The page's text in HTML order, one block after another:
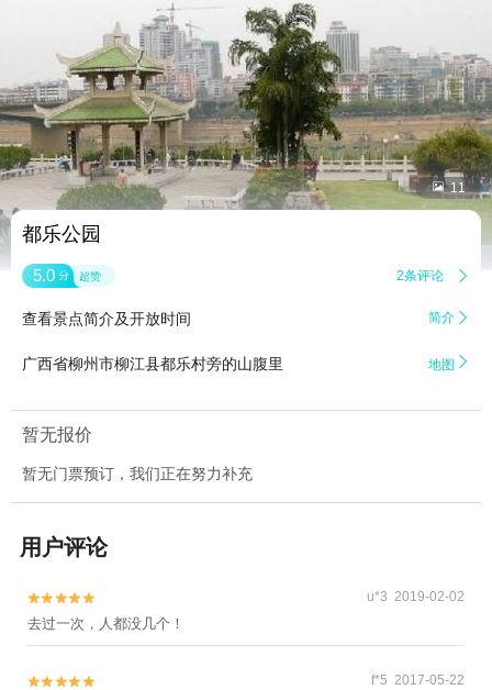
 11
都乐公园
5.0 分 超赞 2条评论 
查看景点简介及开放时间 简介 
广西省柳州市柳江县都乐村旁的山腹里 地图 
暂无报价
暂无门票预订，我们正在努力补充
用户评论

 u*3 2019-02-02
去过一次，人都没几个！

 f*5 2017-05-22